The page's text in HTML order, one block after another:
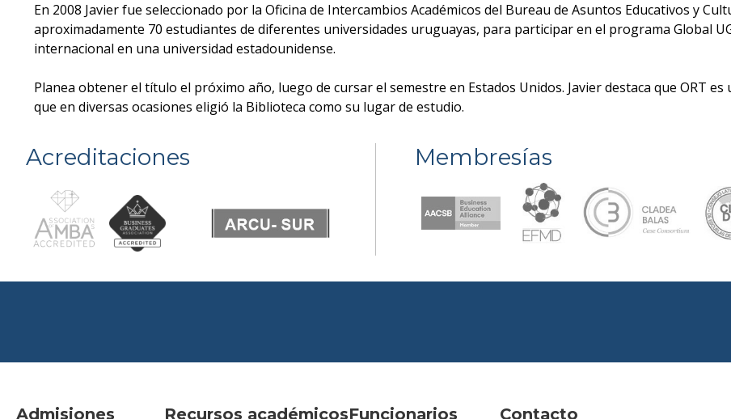
En 2008 Javier fue seleccionado por la Oficina de Intercambios Académicos del Bureau de Asuntos Educativos y
aproximadamente 70 estudiantes de diferentes universidades uruguayas, para participar en el programa Global
internacional en una universidad estadounidense.
Planea obtener el título el próximo año, luego de cursar el semestre en Estados Unidos. Javier destaca que ORT
que en diversas ocasiones eligió la Biblioteca como su lugar de estudio.
Acreditaciones Membresías
Admisiones Recursos académicosFuncionarios Contacto